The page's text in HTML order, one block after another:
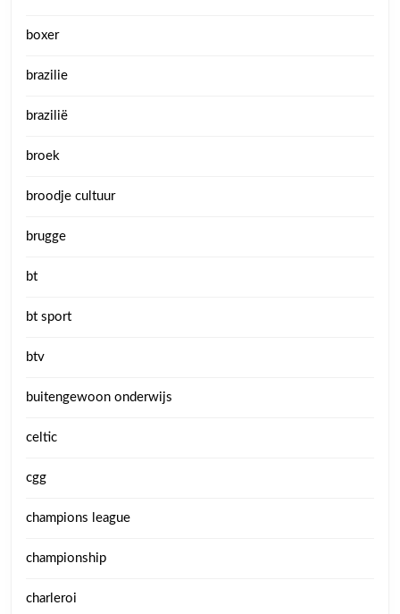
boxer
brazilie
brazilië
broek
broodje cultuur
brugge
bt
bt sport
btv
buitengewoon onderwijs
celtic
cgg
champions league
championship
charleroi